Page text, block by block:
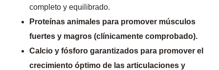
completo y equilibrado.
Proteínas animales para promover músculos
fuertes y magros (clínicamente comprobado).
Calcio y fósforo garantizados para promover el
crecimiento óptimo de las articulaciones y